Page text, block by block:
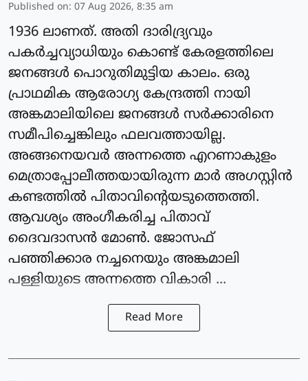
Published on: 07 Aug 2026, 8:35 am
1936 ലാണത്. അതി ദാരിദ്ര്യവും
പകർച്ചവ്യാധിയും കൊണ്ട് കേരളത്തിലെ
ജനങ്ങൾ പൊറുതിമുട്ടിയ കാലം. ഒരു
പ്രാഥമിക ആരോഗ്യ കേന്ദ്രത്തി നായി
അങ്കമാലിയിലെ ജനങ്ങൾ സർക്കാരിനെ
സമീപിച്ചെങ്കിലും ഫലവത്തായില്ല.
അങ്ങനെയവർ അന്നത്തെ എറണാകുളം
മെത്രാപ്പോലീത്തയായിരുന്ന മാർ അഗസ്റ്റിൻ
കണ്ടത്തിൽ പിതാവിന്റെയടുത്തെത്തി.
ആവശ്യം അംഗീകരിച്ച പിതാവ്
ദൈവദാസൻ മോൺ. ജോസഫ്
പഞ്ഞിക്കാര നച്ചനെയും അങ്കമാലി
പള്ളിയുടെ അന്നത്തെ വികാരി ...
Read More